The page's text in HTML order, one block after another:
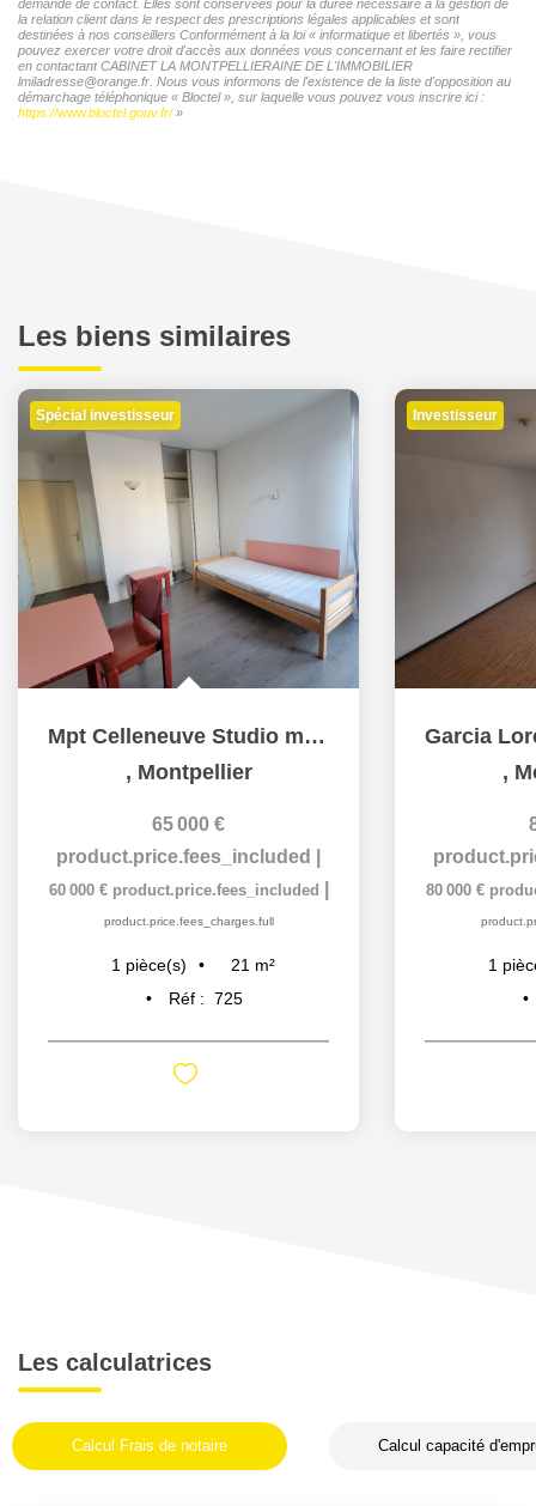
demande de contact. Elles sont conservées pour la durée nécessaire à la gestion de
la relation client dans le respect des prescriptions légales applicables et sont
destinées à nos conseillers Conformément à la loi « informatique et libertés », vous
pouvez exercer votre droit d'accès aux données vous concernant et les faire rectifier
en contactant CABINET LA MONTPELLIERAINE DE L'IMMOBILIER
lmiladresse@orange.fr. Nous vous informons de l'existence de la liste d'opposition au
démarchage téléphonique « Bloctel », sur laquelle vous pouvez vous inscrire ici :
https://www.bloctel.gouv.fr/»
Les biens similaires
Spécial investisseur
Mpt Celleneuve Studio meublé 21,50m² loué 470€ CC
, Montpellier
65 000 €
product.price.fees_included
60 000 € product.price.fees_included
product.price.fees_charges.full
1 pièce(s) 21 m²
Réf : 725
Investisseur
,
80 000 €
1
Les calculatrices
Calcul Frais de notaire Calcul capacité